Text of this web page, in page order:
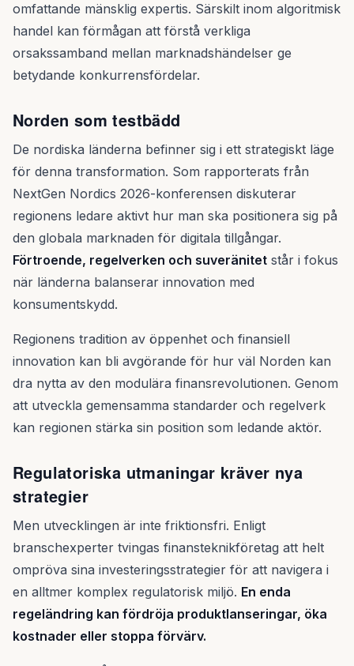
omfattande mänsklig expertis. Särskilt inom algoritmisk
handel kan förmågan att förstå verkliga
orsakssamband mellan marknadshändelser ge
betydande konkurrensfördelar.
Norden som testbädd
De nordiska länderna befinner sig i ett strategiskt läge
för denna transformation. Som rapporterats från
NextGen Nordics 2026-konferensen diskuterar
regionens ledare aktivt hur man ska positionera sig på
den globala marknaden för digitala tillgångar.
Förtroende, regelverken och suveränitet står i fokus
när länderna balanserar innovation med
konsumentskydd.
Regionens tradition av öppenhet och finansiell
innovation kan bli avgörande för hur väl Norden kan
dra nytta av den modulära finansrevolutionen. Genom
att utveckla gemensamma standarder och regelverk
kan regionen stärka sin position som ledande aktör.
Regulatoriska utmaningar kräver nya
strategier
Men utvecklingen är inte friktionsfri. Enligt
branschexperter tvingas finansteknikföretag att helt
ompröva sina investeringsstrategier för att navigera i
en alltmer komplex regulatorisk miljö. En enda
regeländring kan fördröja produktlanseringar, öka
kostnader eller stoppa förvärv.